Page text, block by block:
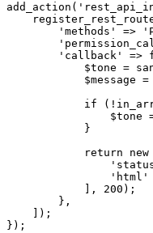
'methods' =>
'callback' =>
$tone =
$message
if
$tone
            }
return new
            ], 200);
        },
    ]);
});